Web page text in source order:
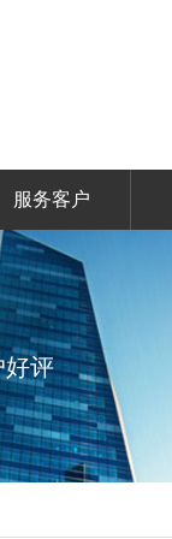
服务客户
好评